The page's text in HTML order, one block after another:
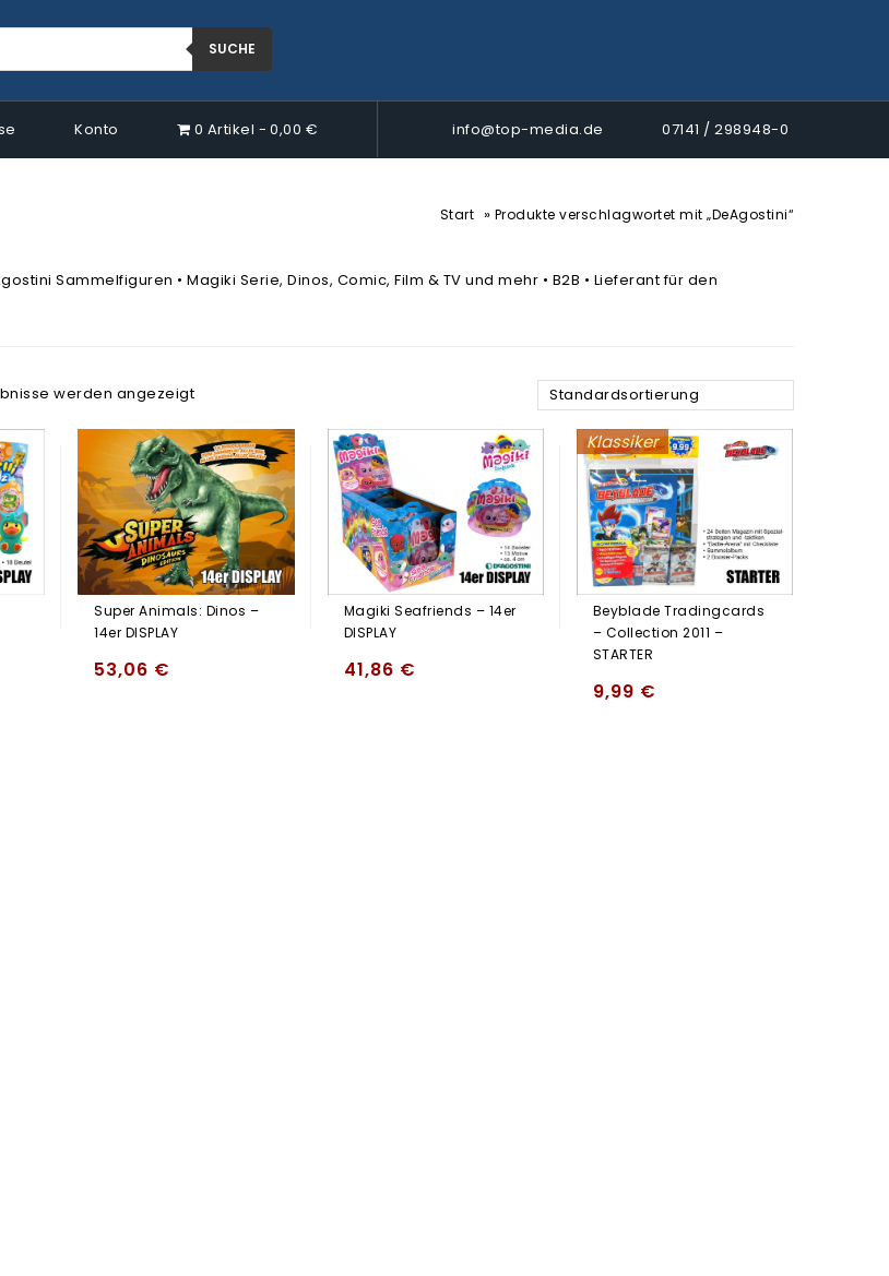
SUCHE
Konto 0 Artikel 0,00 € info@top-media.de 07141 / 298948-0
Start » Produkte verschlagwortet mit „DeAgostini“
Sammelfiguren • Magiki Serie, Dinos, Comic, Film & TV und mehr • B2B • Lieferant für den
werden angezeigt Standardsortierung
Super Animals: Dinos –
14er DISPLAY
53,06 €
Magiki Seafriends – 14er
DISPLAY
41,86 €
Klassiker
Beyblade Tradingcards
– Collection 2011 –
STARTER
9,99 €